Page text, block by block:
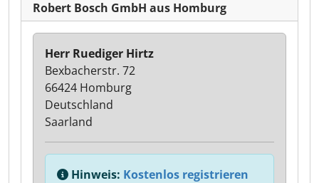
Robert Bosch GmbH aus Homburg
Herr Ruediger Hirtz
Bexbacherstr. 72
66424 Homburg
Deutschland
Saarland
Hinweis: Kostenlos registrieren